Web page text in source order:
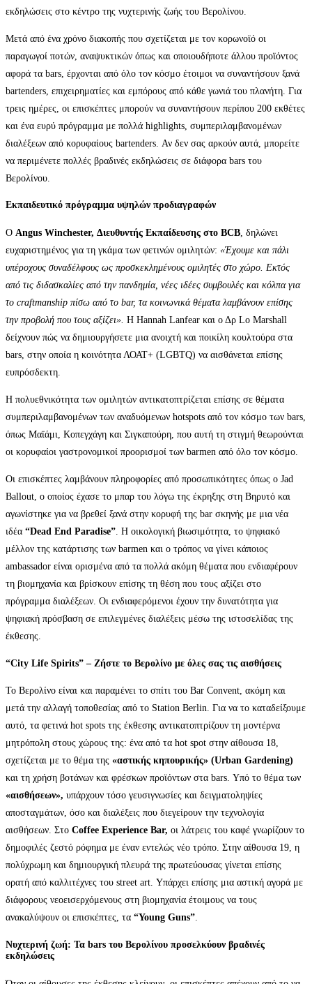
εκδηλώσεις στο κέντρο της νυχτερινής ζωής του Βερολίνου.
Μετά από ένα χρόνο διακοπής που σχετίζεται με τον κορωνοϊό οι
παραγωγοί ποτών, αναψυκτικών όπως και οποιουδήποτε άλλου προϊόντος
αφορά τα bars, έρχονται από όλο τον κόσμο έτοιμοι να συναντήσουν ξανά
bartenders, επιχειρηματίες και εμπόρους από κάθε γωνιά του πλανήτη. Για
τρεις ημέρες, οι επισκέπτες μπορούν να συναντήσουν περίπου 200 εκθέτες
και ένα ευρύ πρόγραμμα με πολλά highlights, συμπεριλαμβανομένων
διαλέξεων από κορυφαίους bartenders. Αν δεν σας αρκούν αυτά, μπορείτε
να περιμένετε πολλές βραδινές εκδηλώσεις σε διάφορα bars του
Βερολίνου.
Εκπαιδευτικό πρόγραμμα υψηλών προδιαγραφών
Ο Angus Winchester, Διευθυντής Εκπαίδευσης στο BCB, δηλώνει
ευχαριστημένος για τη γκάμα των φετινών ομιλητών: «Έχουμε και πάλι
υπέροχους συναδέλφους ως προσκεκλημένους ομιλητές στο χώρο. Εκτός
από τις διδασκαλίες από την πανδημία, νέες ιδέες συμβουλές και κόλπα για
το craftmanship πίσω από το bar, τα κοινωνικά θέματα λαμβάνουν επίσης
την προβολή που τους αξίζει». Η Hannah Lanfear και ο Δρ Lo Marshall
δείχνουν πώς να δημιουργήσετε μια ανοιχτή και ποικίλη κουλτούρα στα
bars, στην οποία η κοινότητα ΛΟΑΤ+ (LGBTQ) να αισθάνεται επίσης
ευπρόσδεκτη.
Η πολυεθνικότητα των ομιλητών αντικατοπτρίζεται επίσης σε θέματα
συμπεριλαμβανομένων των αναδυόμενων hotspots από τον κόσμο των bars,
όπως Μαϊάμι, Κοπεγχάγη και Σιγκαπούρη, που αυτή τη στιγμή θεωρούνται
οι κορυφαίοι γαστρονομικοί προορισμοί των barmen από όλο τον κόσμο.
Οι επισκέπτες λαμβάνουν πληροφορίες από προσωπικότητες όπως ο Jad
Ballout, ο οποίος έχασε το μπαρ του λόγω της έκρηξης στη Βηρυτό και
αγωνίστηκε για να βρεθεί ξανά στην κορυφή της bar σκηνής με μια νέα
ιδέα “Dead End Paradise”. Η οικολογική βιωσιμότητα, το ψηφιακό
μέλλον της κατάρτισης των barmen και ο τρόπος να γίνει κάποιος
ambassador είναι ορισμένα από τα πολλά ακόμη θέματα που ενδιαφέρουν
τη βιομηχανία και βρίσκουν επίσης τη θέση που τους αξίζει στο
πρόγραμμα διαλέξεων. Οι ενδιαφερόμενοι έχουν την δυνατότητα για
ψηφιακή πρόσβαση σε επιλεγμένες διαλέξεις μέσω της ιστοσελίδας της
έκθεσης.
“City Life Spirits” – Ζήστε το Βερολίνο με όλες σας τις αισθήσεις
Το Βερολίνο είναι και παραμένει το σπίτι του Bar Convent, ακόμη και
μετά την αλλαγή τοποθεσίας από το Station Berlin. Για να το καταδείξουμε
αυτό, τα φετινά hot spots της έκθεσης αντικατοπτρίζουν τη μοντέρνα
μητρόπολη στους χώρους της: ένα από τα hot spot στην αίθουσα 18,
σχετίζεται με το θέμα της «αστικής κηπουρικής» (Urban Gardening)
και τη χρήση βοτάνων και φρέσκων προϊόντων στα bars. Υπό το θέμα των
«αισθήσεων», υπάρχουν τόσο γευσιγνωσίες και δειγματοληψίες
αποσταγμάτων, όσο και διαλέξεις που διεγείρουν την τεχνολογία
αισθήσεων. Στο Coffee Experience Bar, οι λάτρεις του καφέ γνωρίζουν το
δημοφιλές ζεστό ρόφημα με έναν εντελώς νέο τρόπο. Στην αίθουσα 19, η
πολύχρωμη και δημιουργική πλευρά της πρωτεύουσας γίνεται επίσης
ορατή από καλλιτέχνες του street art. Υπάρχει επίσης μια αστική αγορά με
διάφορους νεοεισερχόμενους στη βιομηχανία έτοιμους να τους
ανακαλύψουν οι επισκέπτες, τα “Young Guns”.
Νυχτερινή ζωή: Τα bars του Βερολίνου προσελκύουν βραδινές
εκδηλώσεις